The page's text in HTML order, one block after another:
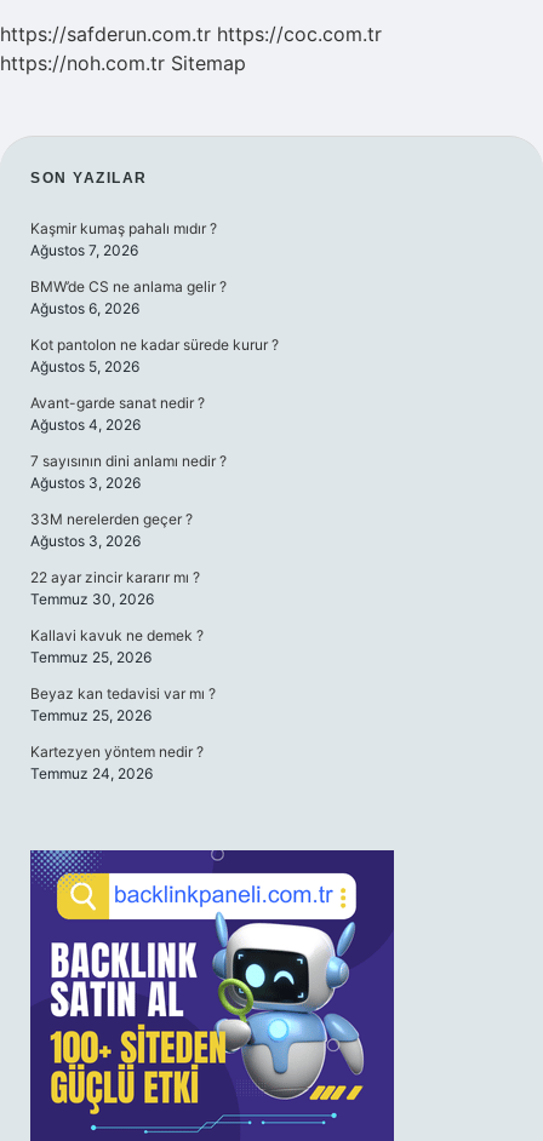
https://safderun.com.tr https://coc.com.tr
https://noh.com.tr Sitemap
SIDEBAR
SON YAZILAR
Kaşmir kumaş pahalı mıdır ?
Ağustos 7, 2026
BMW’de CS ne anlama gelir ?
Ağustos 6, 2026
Kot pantolon ne kadar sürede kurur ?
Ağustos 5, 2026
Avant-garde sanat nedir ?
Ağustos 4, 2026
7 sayısının dini anlamı nedir ?
Ağustos 3, 2026
33M nerelerden geçer ?
Ağustos 3, 2026
22 ayar zincir kararır mı ?
Temmuz 30, 2026
Kallavi kavuk ne demek ?
Temmuz 25, 2026
Beyaz kan tedavisi var mı ?
Temmuz 25, 2026
Kartezyen yöntem nedir ?
Temmuz 24, 2026